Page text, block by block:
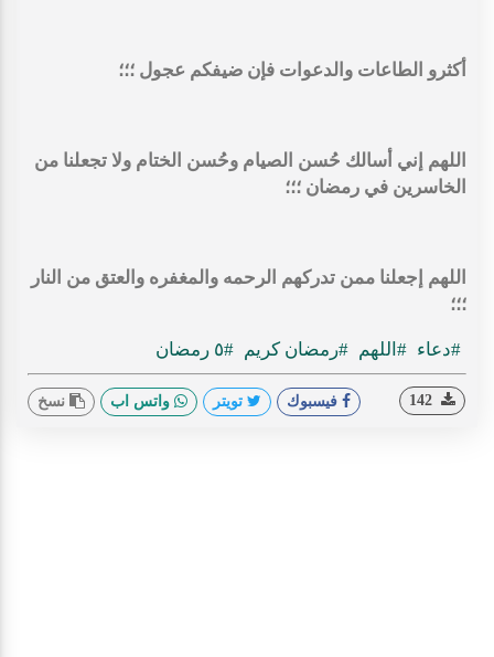
أكثرو الطاعات والدعوات فإن ضيفكم عجول ؛؛؛
اللهم إني أسالك حُسن الصيام وحُسن الختام ولا تجعلنا من
الخاسرين في رمضان ؛؛؛
اللهم إجعلنا ممن تدركهم الرحمه والمغفره والعتق من النار
؛؛؛
#دعاء #اللهم #رمضان كريم #٥ رمضان
فيسبوك تويتر واتس اب نسخ